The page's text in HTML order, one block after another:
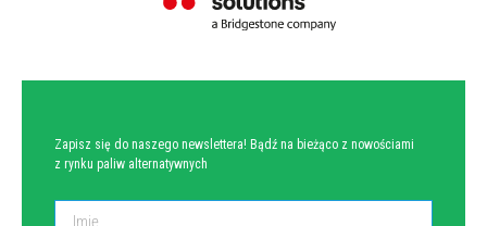
Zapisz się do naszego newslettera! Bądź na bieżąco z nowościami
z rynku paliw alternatywnych